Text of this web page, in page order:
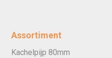
Assortiment
Kachelpijp 80mm